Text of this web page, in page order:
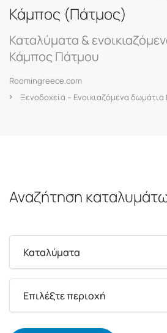
Κάμπος (Πάτμος)
Καταλύματα &
Κάμπος Πάτμου
Roomingreece.com
Ξενοδοχεία – Ενοικιαζόμενα
Αναζήτηση